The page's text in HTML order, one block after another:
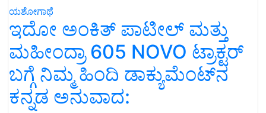
ಯಶೋಗಾಥೆ
ಇದೋ ಅಂಕಿತ್ ಪಾಟೀಲ್ ಮತ್ತು
ಮಹೀಂದ್ರಾ 605 NOVO ಟ್ರಾಕ್ಟರ್
ಬಗ್ಗೆ ನಿಮ್ಮ ಹಿಂದಿ ಡಾಕ್ಯುಮೆಂಟ್‌ನ
ಕನ್ನಡ ಅನುವಾದ: